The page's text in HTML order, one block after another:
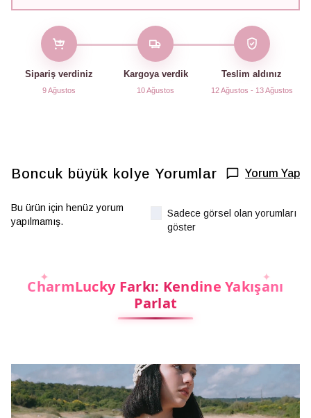
Sipariş verdiniz
9 Ağustos
Kargoya verdik
10 Ağustos
Teslim aldınız
12 Ağustos - 13 Ağustos
Boncuk büyük kolye Yorumlar Yorum Yap
Bu ürün için henüz yorum
yapılmamış.
Sadece görsel olan yorumları
göster
CharmLucky Farkı: Kendine Yakışanı
Parlat